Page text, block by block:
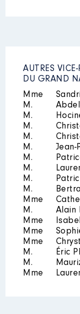
AUTRES
DU GRAND
Mme
M.
M.
M.
M.
M.
Jean-
M.
M.
M.
M.
Mme
M.
Alain
Mme
Mme
Mme
M.
Éric
M.
Mme